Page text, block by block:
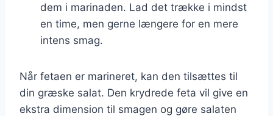
dem i marinaden. Lad det trække i mindst
en time, men gerne længere for en mere
intens smag.
Når fetaen er marineret, kan den tilsættes til
din græske salat. Den krydrede feta vil give en
ekstra dimension til smagen og gøre salaten